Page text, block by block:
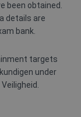
been obtained.
details are
bank.
targets
under